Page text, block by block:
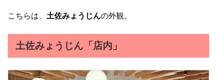
こちらは、 土佐みょうじんの外観。
土佐みょうじん「店内」